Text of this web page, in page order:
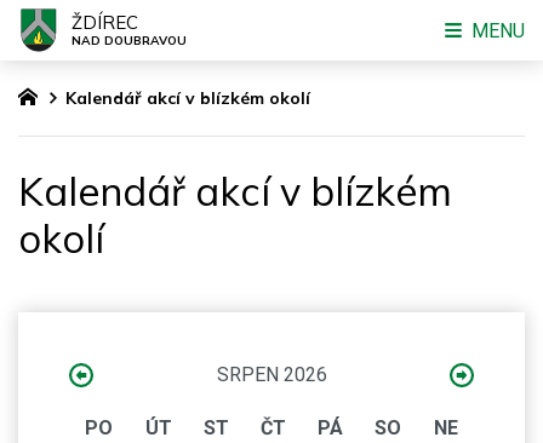
Kalendář akcí v blízkém okolí
Kalendář akcí v blízkém
okolí
SRPEN 2026
PO ÚT ST ČT PÁ SO
NE
ŽDÍREC
NAD DOUBRAVOU MENU